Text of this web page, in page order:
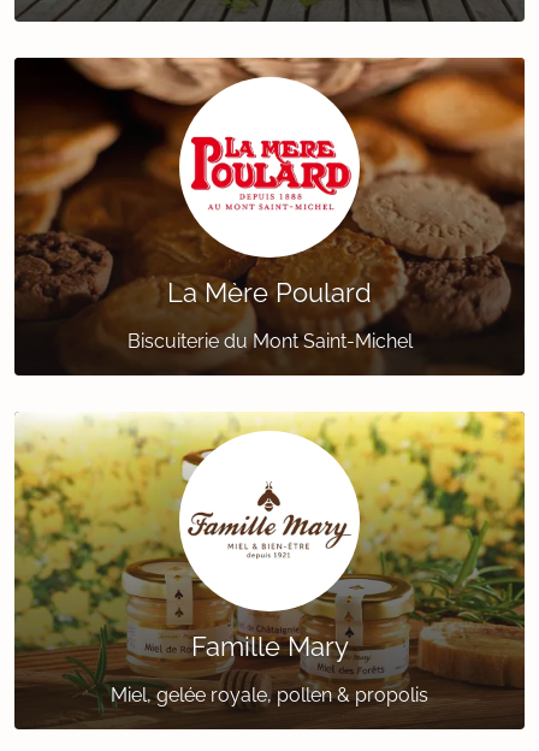
La Mère Poulard
Biscuiterie du Mont Saint-Michel
Famille Mary
Miel, gelée royale, pollen & propolis